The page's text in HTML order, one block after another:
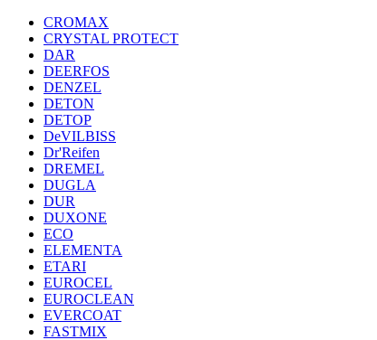
CROMAX
CRYSTAL PROTECT
DAR
DEERFOS
DENZEL
DETON
DETOP
DeVILBISS
Dr'Reifen
DREMEL
DUGLA
DUR
DUXONE
ECO
ELEMENTA
ETARI
EUROCEL
EUROCLEAN
EVERCOAT
FASTMIX